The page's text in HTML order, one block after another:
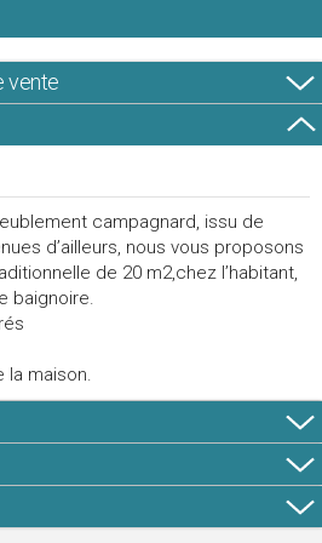
vente
campagnard, issu de
d’ailleurs, nous vous proposons
de 20 m2,chez l’habitant,
baignoire.
la maison.